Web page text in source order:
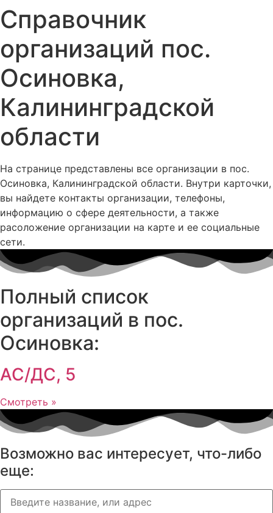
Справочник
организаций пос.
Осиновка,
Калининградской
области
На странице представлены все организации в пос.
Осиновка, Калининградской области. Внутри карточки,
вы найдете контакты организации, телефоны,
информацию о сфере деятельности, а также
расоложение организации на карте и ее социальные
сети.
Полный список
организаций в пос.
Осиновка:
АС/ДС, 5
Смотреть »
Возможно вас интересует, что-либо
еще: